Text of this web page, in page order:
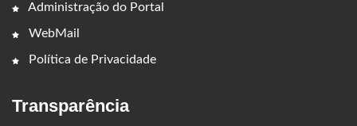
Administração do Portal
WebMail
Política de Privacidade
Transparência